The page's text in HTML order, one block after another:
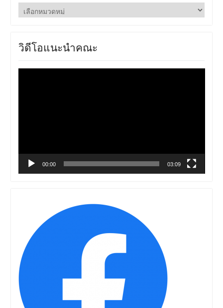
ข่าว
ประชาสัมพันธ์
วิดีโอแนะนำคณะ
00:00 03:09